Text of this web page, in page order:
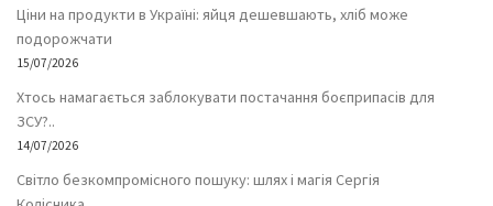
Ціни на продукти в Україні: яйця дешевшають, хліб може
подорожчати
15/07/2026
Хтось намагається заблокувати постачання боєприпасів для
ЗСУ?..
14/07/2026
Світло безкомпромісного пошуку: шлях і магія Сергія